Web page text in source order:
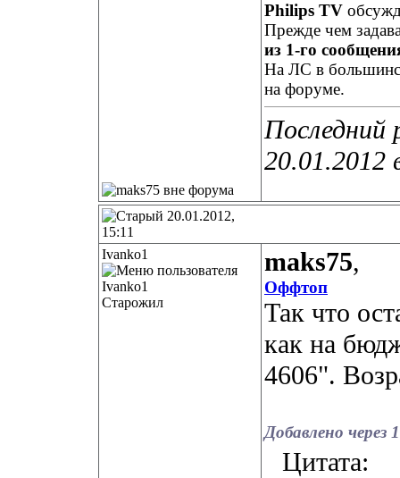
Philips TV
Прежде чем
из 1-го
На ЛС в
на форуме.
Последний
20.01.2012
20.01.2012,
15:11
Ivanko1
Старожил
maks75,
Оффтоп
Так что
как на
4606".
Добавлено через
Цитата: